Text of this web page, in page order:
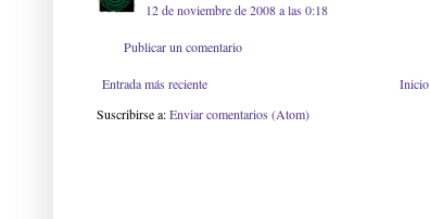
12 de noviembre de 2008 a las 0:18
Publicar un comentario
Entrada más reciente
Inicio
Suscribirse a:Enviar comentarios (Atom)